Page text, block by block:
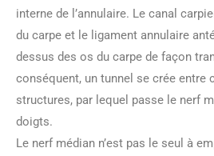
interne de l’annulaire. Le canal
du carpe et le ligament annulaire
dessus des os du carpe de façon
conséquent, un tunnel se crée entre
structures, par lequel passe le nerf
doigts.
Le nerf médian n’est pas le seul à